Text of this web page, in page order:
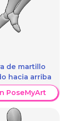
de martillo
hacia arriba
PoseMyArt